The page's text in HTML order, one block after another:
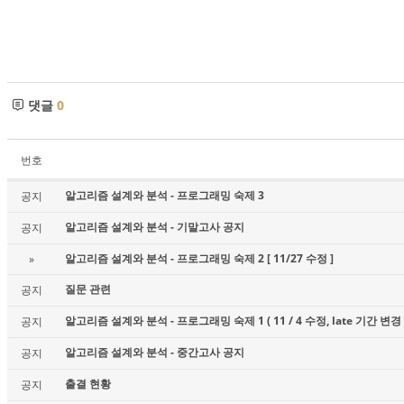
댓글 0
번호
공지 알고리즘 설계와 분석 - 프로그래밍 숙제 3
공지 알고리즘 설계와 분석 - 기말고사 공지
» 알고리즘 설계와 분석 - 프로그래밍 숙제 2 [ 11/27 수정 ]
공지 질문 관련
공지 알고리즘 설계와 분석 - 프로그래밍 숙제 1 ( 11 / 4 수정, late 기간 변경
공지 알고리즘 설계와 분석 - 중간고사 공지
공지 출결 현황